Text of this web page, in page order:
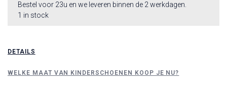
Bestel voor 23u en we leveren binnen de 2 werkdagen.
1 in stock
DETAILS
WELKE MAAT VAN KINDERSCHOENEN KOOP JE NU?